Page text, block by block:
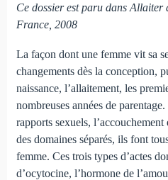
Ce dossier est paru dans
France, 2008
La façon dont une femme vit sa
changements dès la conception,
naissance, l’allaitement, les
nombreuses années de
rapports sexuels,
des domaines séparés, ils font
femme. Ces trois types d’actes
d’ocytocine, l’hormone de